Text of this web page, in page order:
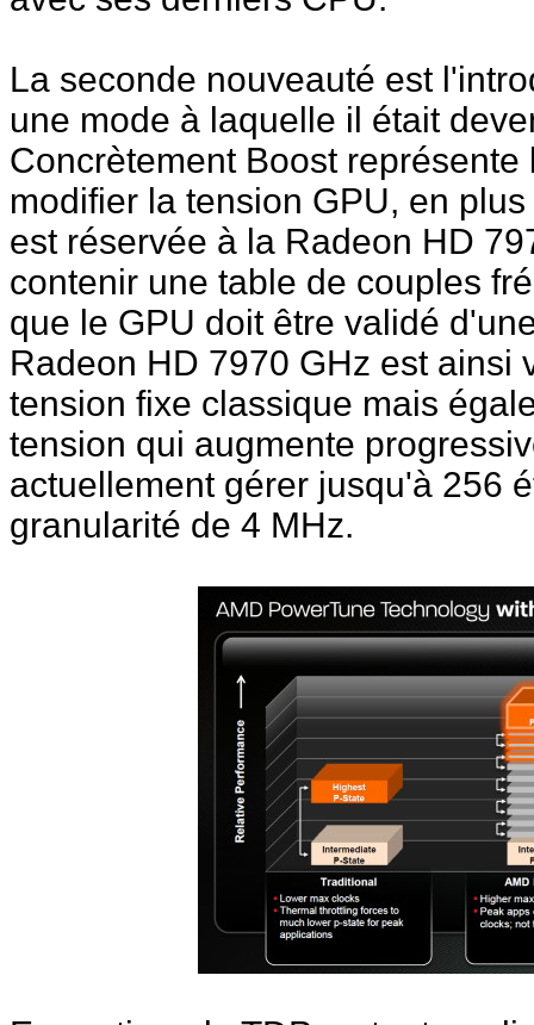
La seconde nouveauté est
une mode à laquelle il était
Concrètement Boost
modifier la tension GPU, en
est réservée à la Radeon HD
contenir une table de couples
que le GPU doit être validé
Radeon HD 7970 GHz est ainsi
tension fixe classique mais
tension qui augmente
actuellement gérer jusqu'à 256
granularité de 4 MHz.